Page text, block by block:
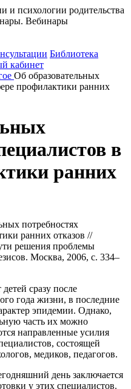
и психологии родительства
Вебинары
Библиотека
кабинет
Об образовательных
профилактики ранних
в
ранних
потребностях
ранних отказов //
решения проблемы
Москва, 2006, с. 334–
сразу после
года жизни, в последние
эпидемии. Однако,
часть их можно
направленные усилия
состоящей
медиков, педагогов.
день заключается
у этих специалистов.